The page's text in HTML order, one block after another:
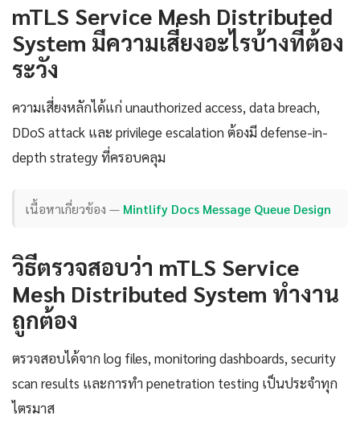
mTLS Service Mesh Distributed
System มีความเสี่ยงอะไรบ้างที่ต้อง
ระวัง
ความเสี่ยงหลักได้แก่ unauthorized access, data breach,
DDoS attack และ privilege escalation ต้องมี defense-in-
depth strategy ที่ครอบคลุม
เนื้อหาเกี่ยวข้อง — Mintlify Docs Message Queue Design
วิธีตรวจสอบว่า mTLS Service
Mesh Distributed System ทำงาน
ถูกต้อง
ตรวจสอบได้จาก log files, monitoring dashboards, security
scan results และการทำ penetration testing เป็นประจำทุก
ไตรมาส